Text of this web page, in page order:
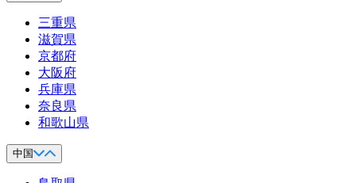
三重県
滋賀県
京都府
大阪府
兵庫県
奈良県
和歌山県
中国